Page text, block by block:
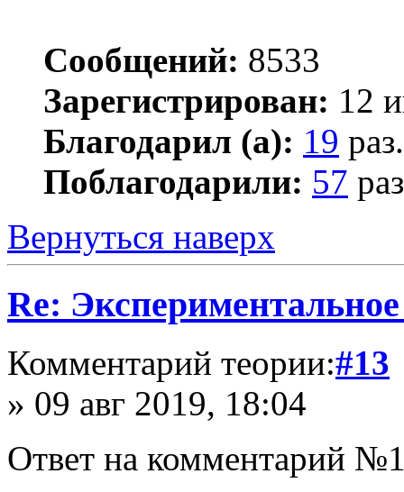
Сообщений: 8533
Зарегистрирован: 12
Благодарил (а): 19 раз.
Поблагодарили: 57
Вернуться наверх
Re:
Комментарий теории:#13
» 09 авг 2019, 18:04
Ответ на комментарий